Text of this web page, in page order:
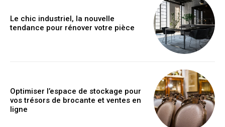
Le chic industriel, la nouvelle
tendance pour rénover votre pièce
Optimiser l’espace de stockage pour
vos trésors de brocante et ventes en
ligne